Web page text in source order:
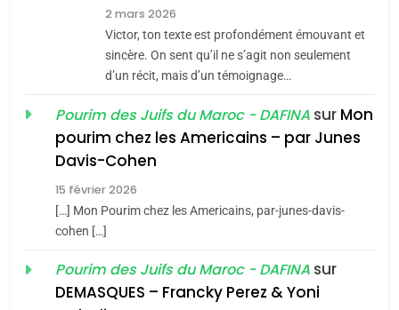
CE QUI NOUS MANQUE –
Jacques Hadida
JUDAISME
Maroc : Les amandes de
Tafraout, le miel de Tadla
du terroir
Oeil ravageur – Vanessa
De Loya Stauber
2 mars 2026
Victor, ton texte est profondément émouvant et
sincère. On sent qu’il ne s’agit non seulement
d’un récit, mais d’un témoignage…
Pourim des Juifs du Maroc - DAFINA sur Mon
pourim chez les Americains – par Junes
Davis-Cohen
15 février 2026
[…] Mon Pourim chez les Americains, par-junes-davis-
cohen […]
Pourim des Juifs du Maroc - DAFINA sur
DEMASQUES – Francky Perez & Yoni